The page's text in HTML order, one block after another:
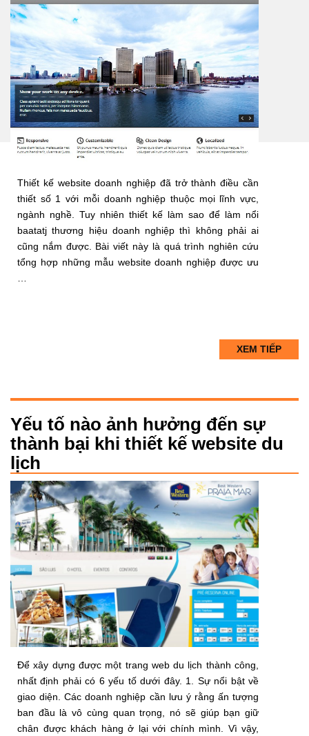
Thiết kế website doanh nghiệp đã trở thành điều cần
thiết số 1 với mỗi doanh nghiệp thuộc mọi lĩnh vực,
ngành nghề. Tuy nhiên thiết kế làm sao để làm nổi
baatatj thương hiệu doanh nghiệp thì không phải ai
cũng nắm được. Bài viết này là quá trình nghiên cứu
tổng hợp những mẫu website doanh nghiệp được ưu
XEM TIẾP
Yếu tố nào ảnh hưởng đến sự
thành bại khi thiết kế website du
lịch
Để xây dựng được một trang web du lịch thành công,
nhất định phải có 6 yếu tố dưới đây. 1. Sự nổi bật về
giao diện. Các doanh nghiệp cần lưu ý rằng ấn tượng
ban đầu là vô cùng quan trọng, nó sẽ giúp bạn giữ
chân được khách hàng ở lại với chính mình. Vì vậy,